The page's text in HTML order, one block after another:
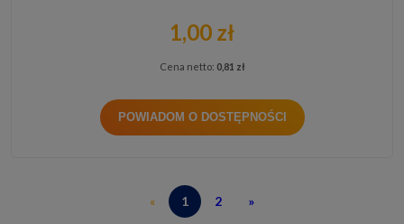
1,00 zł
Cena netto: 0,81 zł
POWIADOM O DOSTĘPNOŚCI
« 1 2 »